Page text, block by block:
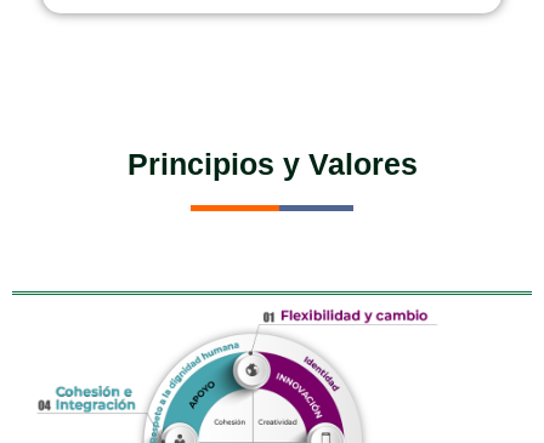
Principios y Valores